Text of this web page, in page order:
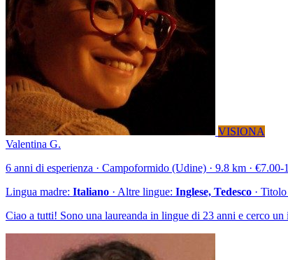
VISIONA
Valentina G.
6 anni di esperienza · Campoformido (Udine) · 9.8 km ·
Lingua madre: Italiano · Altre lingue: Inglese, Tedesco ·
Ciao a tutti! Sono una laureanda in lingue di 23 anni e cerco